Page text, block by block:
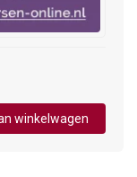
winkelwagen